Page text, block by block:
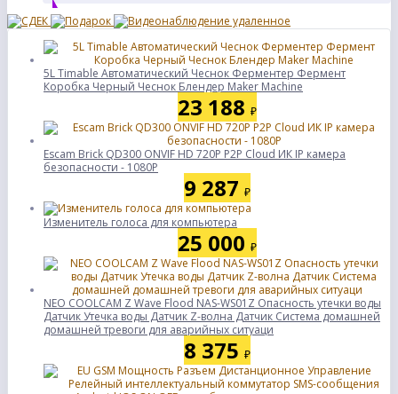
5L Timable Автоматический Чеснок Ферментер Фермент
Коробка Черный Чеснок Блендер Maker Machine
23 188 ₽
Escam Brick QD300 ONVIF HD 720P P2P Cloud ИК IP камера
безопасности - 1080P
9 287 ₽
Изменитель голоса для компьютера
25 000 ₽
NEO COOLCAM Z Wave Flood NAS-WS01Z Опасность утечки воды
Датчик Утечка воды Датчик Z-волна Датчик Система домашней
домашней тревоги для аварийных ситуаци
8 375 ₽